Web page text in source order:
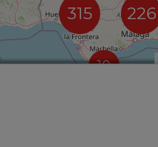
10
226
315